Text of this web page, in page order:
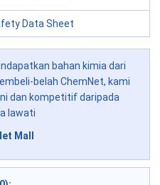
Data Sheet
bahan kimia dari
belah ChemNet, kami
dan kompetitif daripada
lawati
Mall